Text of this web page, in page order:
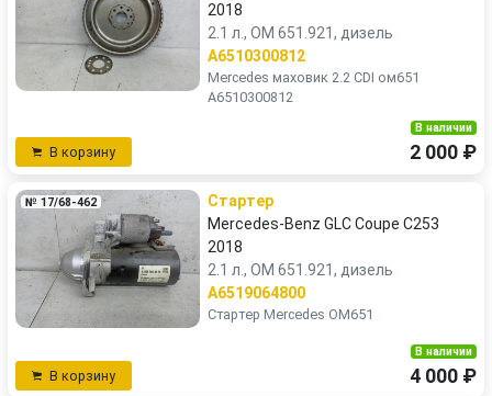
2018
2.1 л., OM 651.921, дизель
A6510300812
Mercedes маховик 2.2 CDI ом651
A6510300812
В корзину
В наличии
2 000 ₽
№ 17/68-462
Стартер
Mercedes-Benz GLC Coupe C253
2018
2.1 л., OM 651.921, дизель
A6519064800
Стартер Mercedes OM651
В корзину
В наличии
4 000 ₽